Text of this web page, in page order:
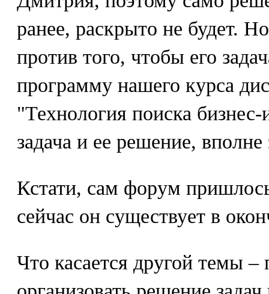
ранее, раскрыто не будет.
против того, чтобы его
программу нашего курса
"Технология поиска
задача и ее решение,
Кстати, сам форум
сейчас он существует в
Что касается другой темы